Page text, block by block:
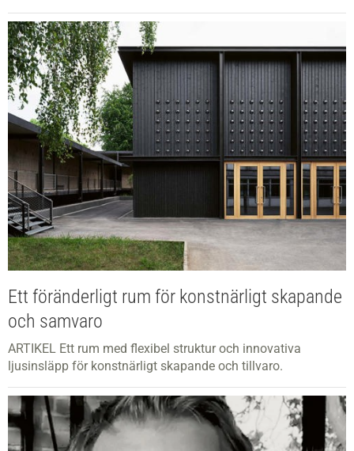
Ett föränderligt rum för konstnärligt skapande
och samvaro
ARTIKEL Ett rum med flexibel struktur och innovativa
ljusinsläpp för konstnärligt skapande och tillvaro.